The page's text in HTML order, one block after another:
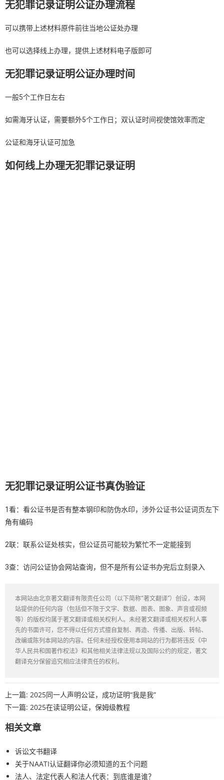
无犯罪记录证明公证办理流程
可以携带上述材料原件前往当地公证处办理
也可以选择线上办理，提供上述材料电子版即可
无犯罪记录证明公证办理时间
一般5个工作日左右
如需海牙认证，需要额外5个工作日；双认证时间视使馆效率而定
公证和海牙认证可加急
如何线上办理无犯罪记录证明
无犯罪记录证明公证书真伪验证
1看：看公证书是否有整本钢印和防伪水印，涉外公证书公证词页左下
角有编码
2联：联系公证处核实，但公证员可能较为繁忙不一定能接到
3查：访问公证协会网站查询，但不是所有公证书办完后立刻录入
本网站由北京著文翻译有限责任公司（以下简称“著文翻译”）创设，本网
站提供的任何内容（包括但不限于文字、数据、图表、图象、声音或视频
等）的版权均属于著文翻译或相关权利人。未经著文翻译或相关权利人事
先的书面许可，您不得以任何方式擅自复制、再造、传播、出版、转帖、
改编或陈列本网站的内容。任何未经授权使用本网站的行为都将违反《中
华人民共和国著作权法》和其他相关法律法规以及国际公约的规定，著文
翻译充分保留追究相应法律责任的权利。
上一篇: 2025同一人声明公证，成功证明“我是我”
下一篇: 2025在读证明公证，保姆级教程
相关文章
诉讼文书翻译
关于NAATI认证翻译你必须知道的五个问题
法人、法定代表人和法人代表：到底谁是谁？